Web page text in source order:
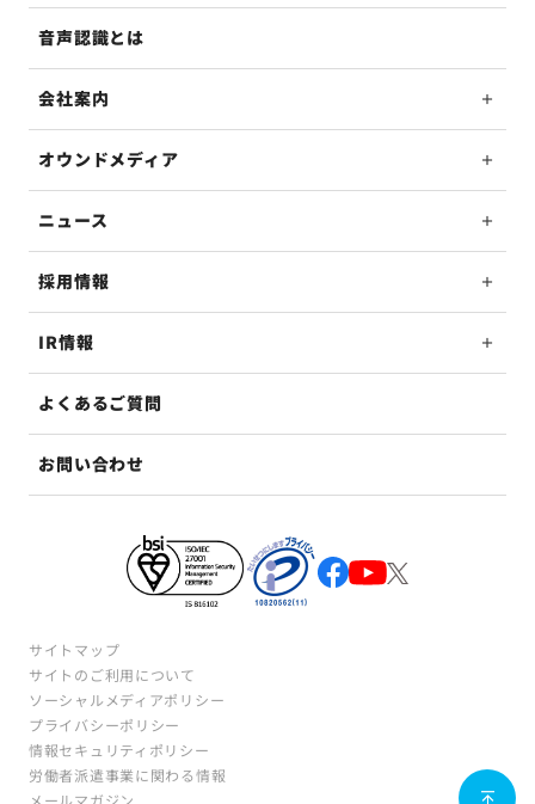
音声認識とは
会社案内
オウンドメディア
ニュース
採用情報
IR情報
よくあるご質問
お問い合わせ
サイトマップ
サイトのご利用について
ソーシャルメディアポリシー
プライバシーポリシー
情報セキュリティポリシー
労働者派遣事業に関わる情報